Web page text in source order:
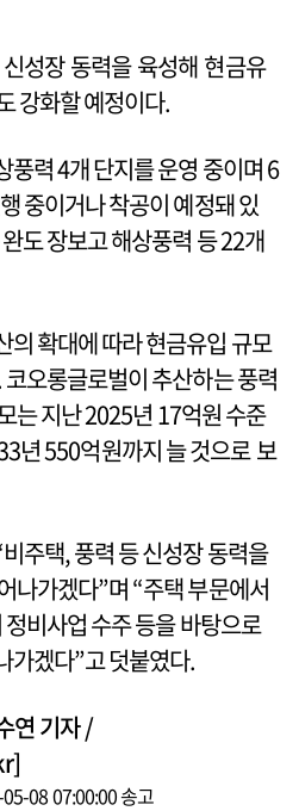
성장 동력을 육성해 현금유
강화할 예정이다.
풍력 4개 단지를 운영 중이며 6
중이거나 착공이 예정돼 있
도 장보고 해상풍력 등 22개
의 확대에 따라 현금유입 규모
오롱글로벌이 추산하는 풍력
는 지난 2025년 17억원 수준
년 550억원까지 늘 것으로 보
주택, 풍력 등 신성장 동력을
나가겠다”며 “주택 부문에서
비사업 수주 등을 바탕으로
가겠다”고 덧붙였다.
연 기자 /
08 07:00:00 송고